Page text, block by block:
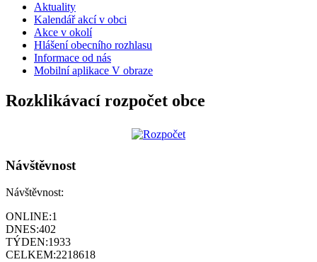
Aktuality
Kalendář akcí v obci
Akce v okolí
Hlášení obecního rozhlasu
Informace od nás
Mobilní aplikace V obraze
Rozklikávací rozpočet obce
Návštěvnost
Návštěvnost:
ONLINE:1
DNES:402
TÝDEN:1933
CELKEM:2218618